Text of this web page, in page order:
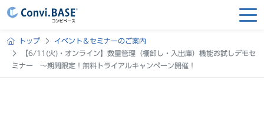
トップ
イベント＆セミナーのご案内
【6/11(火)・オンライン】数量管理（棚卸し・入出庫）機能お試しデモセ
ミナー ～期間限定！無料トライアルキャンペーン開催！